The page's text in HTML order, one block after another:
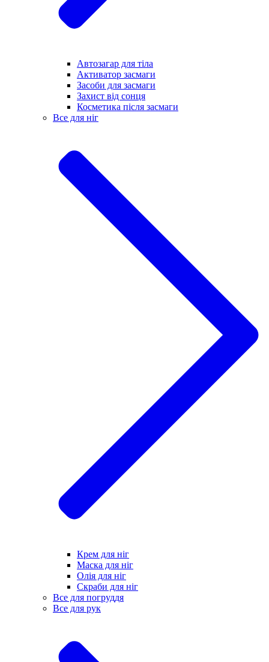
Автозагар для тіла
Активатор засмаги
Засоби для засмаги
Захист від сонця
Косметика після засмаги
Все для ніг
Крем для ніг
Маска для ніг
Олія для ніг
Скраби для ніг
Все для погруддя
Все для рук